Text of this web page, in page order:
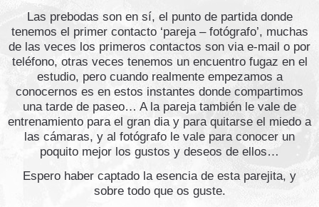
Las prebodas son en sí, el punto de partida donde
tenemos el primer contacto ‘pareja – fotógrafo’, muchas
de las veces los primeros contactos son via e-mail o por
teléfono, otras veces tenemos un encuentro fugaz en el
estudio, pero cuando realmente empezamos a
conocernos es en estos instantes donde compartimos
una tarde de paseo… A la pareja también le vale de
entrenamiento para el gran dia y para quitarse el miedo a
las cámaras, y al fotógrafo le vale para conocer un
poquito mejor los gustos y deseos de ellos…
Espero haber captado la esencia de esta parejita, y
sobre todo que os guste.